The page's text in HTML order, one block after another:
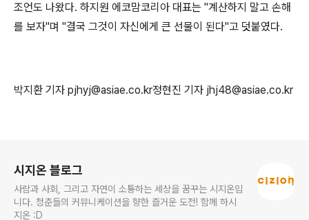
조언도 나왔다. 하지원 에코맘코리아 대표는 "계산하지 말고 손해
를 보자"며 "결국 그것이 자신에게 큰 선물이 된다"고 덧붙였다.
박지환 기자 pjhyj@asiae.co.kr정현진 기자 jhj48@asiae.co.kr
시지온 블로그
사람과 사회, 그리고 자연이 소통하는 세상을 꿈꾸는 시지온입
니다. 청춘들의 커뮤니케이션을 향한 즐거운 도전! 함께 하시
지온 :D